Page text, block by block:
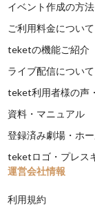
イベント作成の方法
ご利用料金について
teketの機能ご紹介
ライブ配信について
teket利用者様の声
資料・マニュアル
登録済み劇場・ホ
teketロゴ・プレス
運営会社情報
利用規約